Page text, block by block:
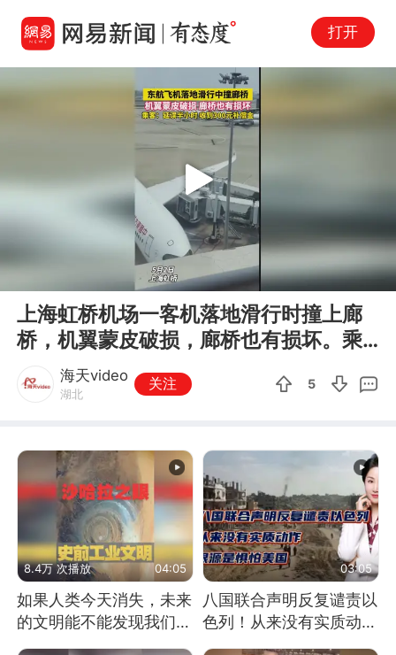
打开
00:12
Play
上海虹桥机场一客机落地滑行时撞上廊
桥，机翼蒙皮破损，廊桥也有损坏。乘
客：延误半小时后下机，收到了300元
补偿金。
海天video
湖北
关注 5
8.4万 次播放 04:05
如果人类今天消失，未来
的文明能不能发现我们存
在过？
03:05
八国联合声明反复谴责以
色列！从来没有实质动
作！根源是惧怕美国